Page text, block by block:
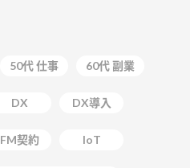
50代 仕事 60代 副業
DX DX導入
FM契約 IoT